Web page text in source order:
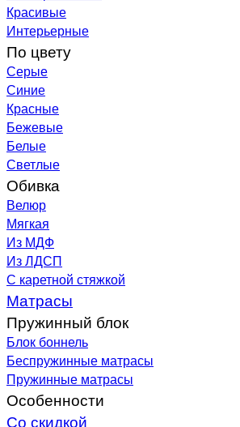
Красивые
Интерьерные
По цвету
Серые
Синие
Красные
Бежевые
Белые
Светлые
Обивка
Велюр
Мягкая
Из МДФ
Из ЛДСП
С каретной стяжкой
Матрасы
Пружинный блок
Блок боннель
Беспружинные матрасы
Пружинные матрасы
Особенности
Со скидкой